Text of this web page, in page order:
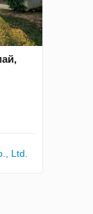
Ltd.